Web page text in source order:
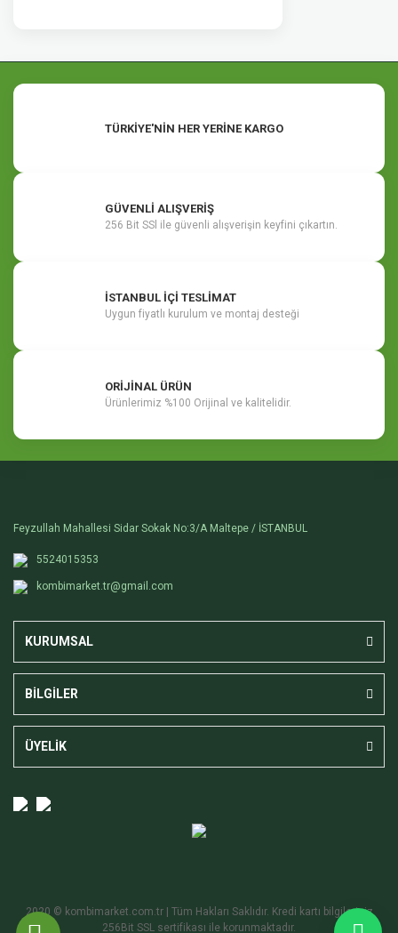
TÜRKİYE'NİN HER YERİNE KARGO
GÜVENLİ ALIŞVERİŞ
256 Bit SSl ile güvenli alışverişin keyfini çıkartın.
İSTANBUL İÇİ TESLİMAT
Uygun fiyatlı kurulum ve montaj desteği
ORİJİNAL ÜRÜN
Ürünlerimiz %100 Orijinal ve kalitelidir.
Feyzullah Mahallesi Sidar Sokak No:3/A Maltepe / İSTANBUL
5524015353
kombimarket.tr@gmail.com
KURUMSAL
BİLGİLER
ÜYELİK
2020 © kombimarket.com.tr | Tüm Hakları Saklıdır. Kredi kartı bilgileriniz
256Bit SSL sertifikası ile korunmaktadır.